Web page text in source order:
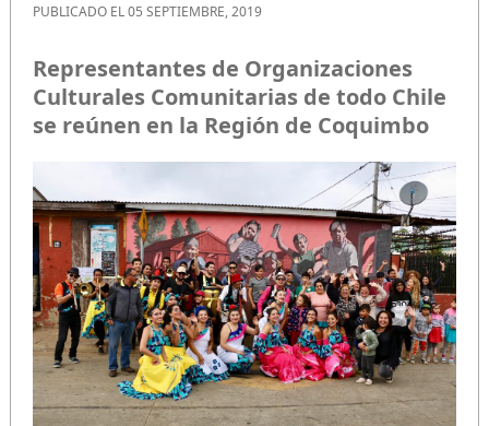
PUBLICADO EL 05 SEPTIEMBRE, 2019
Representantes de Organizaciones
Culturales Comunitarias de todo Chile
se reúnen en la Región de Coquimbo